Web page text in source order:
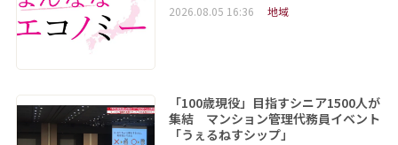
2026.08.05 16:36 地域
「100歳現役」目指すシニア1500人が
集結 マンション管理代務員イベント
「うぇるねすシップ」